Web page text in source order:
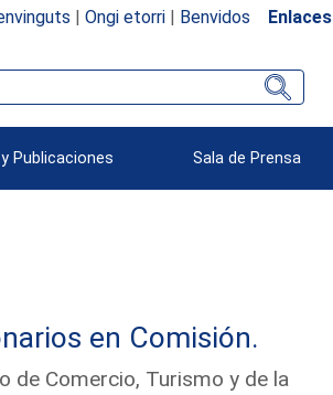
| Ongi etorri| Benvidos Enlaces
Publicaciones Sala de Prensa
en Comisión.
de Comercio, Turismo y de la